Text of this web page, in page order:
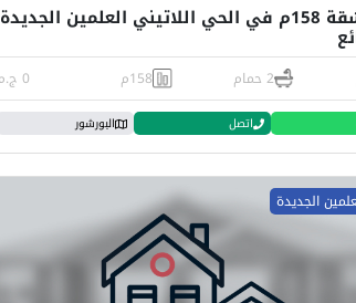
للبيع شقة 158م في الحي اللاتيني العلمين الجديدة
2 حمام 158م 0 ج.م
اتصل البورشور
الجديدة